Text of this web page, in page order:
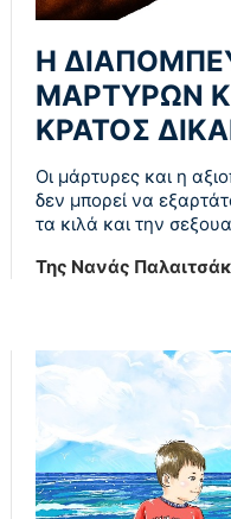
Η
ΜΑΡΤΥΡΩΝ
ΚΡΑΤΟΣ
Οι μάρτυρες και η
δεν μπορεί να
τα κιλά και την
Της Νανάς